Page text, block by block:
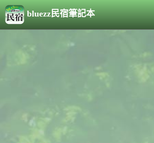
bluezz民宿筆記本